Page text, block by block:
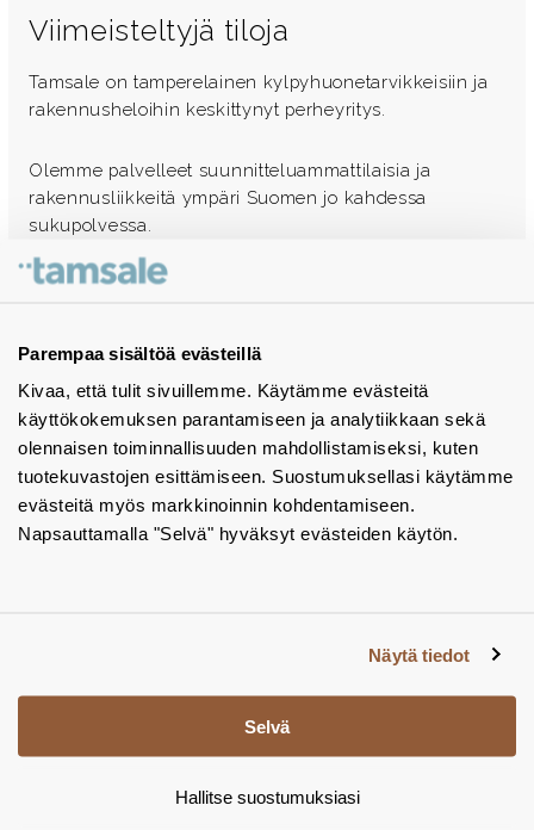
Parempaa sisältöä evästeillä
Kivaa, että tulit sivuillemme. Käytämme evästeitä
käyttökokemuksen parantamiseen ja analytiikkaan sekä
olennaisen toiminnallisuuden mahdollistamiseksi, kuten
tuotekuvastojen esittämiseen. Suostumuksellasi käytämme
evästeitä myös markkinoinnin kohdentamiseen.
Napsauttamalla "Selvä" hyväksyt evästeiden käytön.
Näytä tiedot
Selvä
Hallitse suostumuksiasi
Viimeisteltyjä tiloja
Tamsale on tamperelainen kylpyhuonetarvikkeisiin ja
rakennusheloihin keskittynyt perheyritys.
Olemme palvelleet suunnitteluammattilaisia ja
rakennusliikkeitä ympäri Suomen jo kahdessa
sukupolvessa.
Ota yhteyttä - autamme mielellämme
Tuotekuvastot
Instagram
BIM-objektit
Yhteystiedot
Tiedotteet